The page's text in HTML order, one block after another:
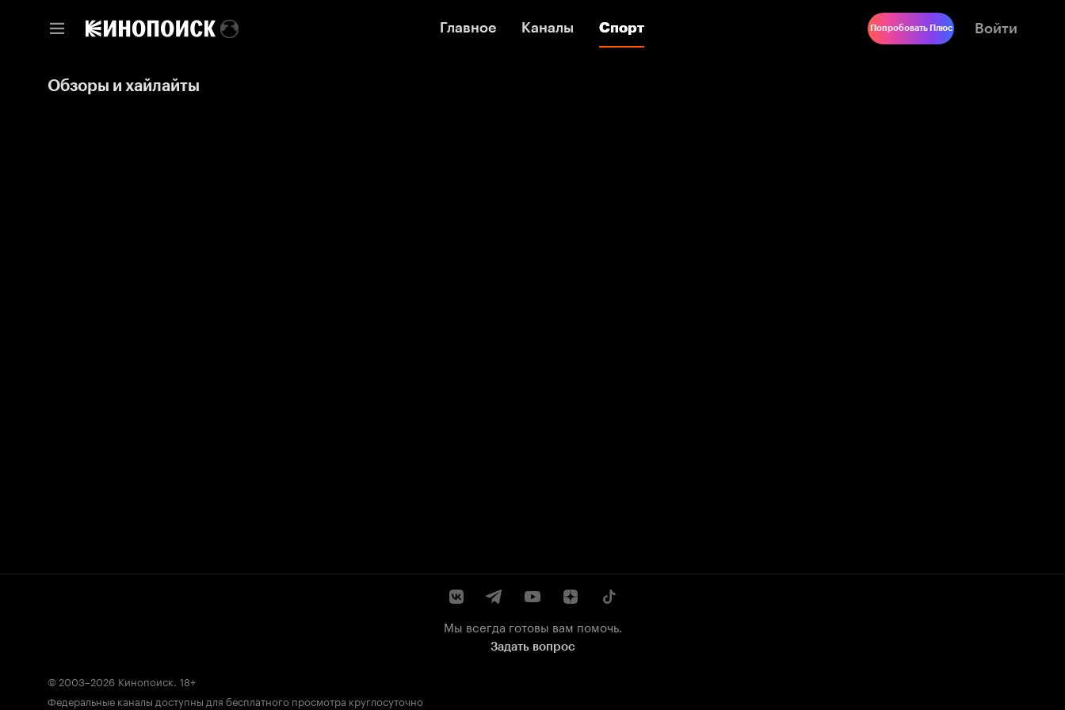
Главное Каналы Спорт
Главное Каналы Спорт Попробовать Плюс Войти
Обзоры и хайлайты
Мы всегда готовы вам помочь.
Задать вопрос
© 2003–2026 Кинопоиск. 18+
Федеральные каналы доступны для бесплатного просмотра круглосуточно